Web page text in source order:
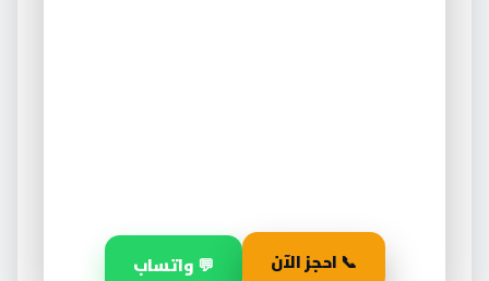
📞 احجز الآن 💬 واتساب